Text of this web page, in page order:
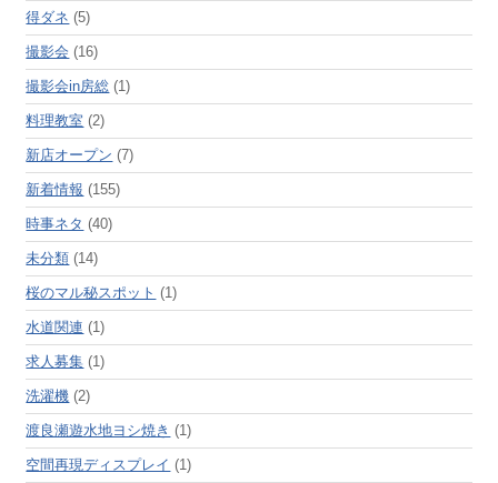
得ダネ (5)
撮影会 (16)
撮影会in房総 (1)
料理教室 (2)
新店オープン (7)
新着情報 (155)
時事ネタ (40)
未分類 (14)
桜のマル秘スポット (1)
水道関連 (1)
求人募集 (1)
洗濯機 (2)
渡良瀬遊水地ヨシ焼き (1)
空間再現ディスプレイ (1)